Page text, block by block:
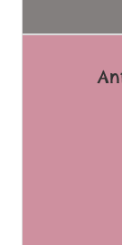
nada que
explotación,
no al de
capitalistas.
hay que